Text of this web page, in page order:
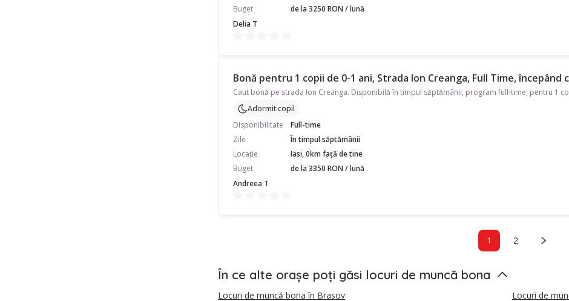
Buget
de la 3250 RON / lună
Delia T
Bonă pentru 1 copii de 0-1 ani, Strada Ion Creanga, Full Time, începând
Caut bonă pe strada Ion Creanga. Disponibilă în timpul săptămânii, program full-time, pentru 1
Adormit copil
Disponibilitate
Full-time
Zile
În timpul săptămânii
Locație
Iasi, 0km față de tine
Buget
de la 3350 RON / lună
Andreea T
1 2
În ce alte orașe poți găsi locuri de muncă bona
Locuri de muncă bona în Brasov
Locuri de